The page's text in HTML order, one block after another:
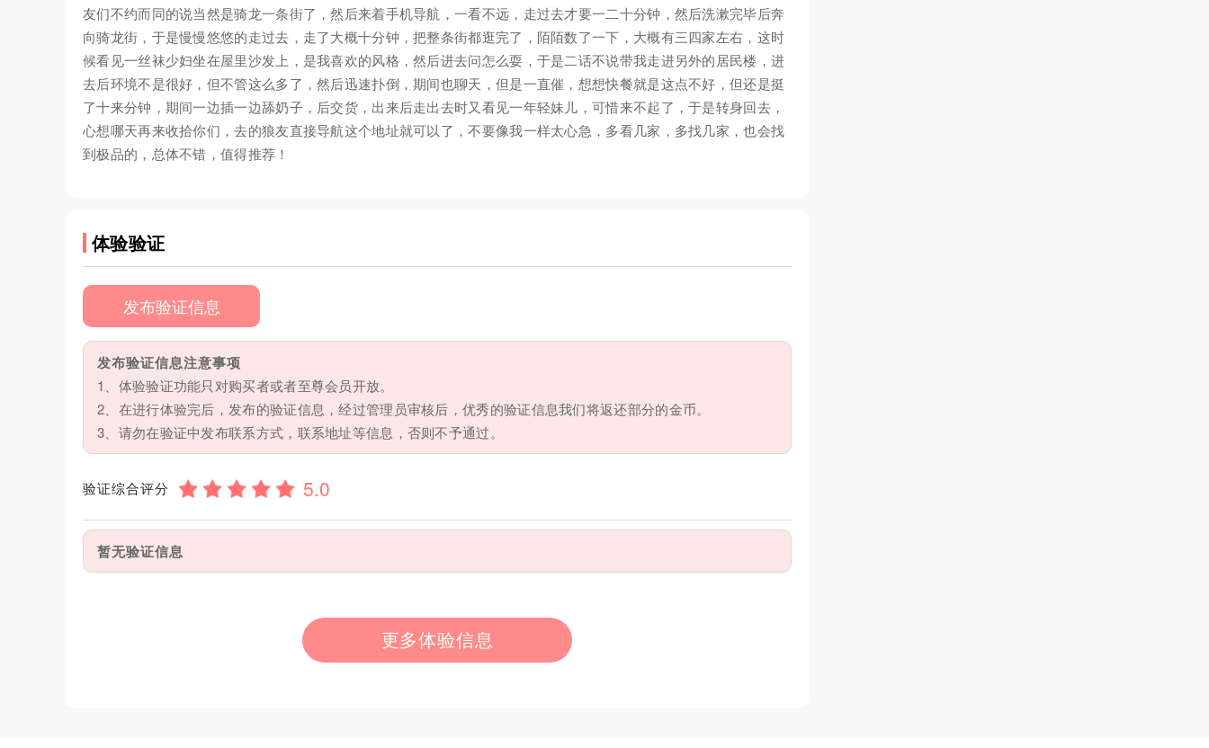
友们不约而同的说当然是骑龙一条街了，然后来着手机导航，一看不远，走过去才要一二十分钟，然后洗漱完毕后奔
向骑龙街，于是慢慢悠悠的走过去，走了大概十分钟，把整条街都逛完了，陌陌数了一下，大概有三四家左右，这时
候看见一丝袜少妇坐在屋里沙发上，是我喜欢的风格，然后进去问怎么耍，于是二话不说带我走进另外的居民楼，进
去后环境不是很好，但不管这么多了，然后迅速扑倒，期间也聊天，但是一直催，想想快餐就是这点不好，但还是挺
了十来分钟，期间一边插一边舔奶子，后交货，出来后走出去时又看见一年轻妹儿，可惜来不起了，于是转身回去，
心想哪天再来收拾你们，去的狼友直接导航这个地址就可以了，不要像我一样太心急，多看几家，多找几家，也会找
到极品的，总体不错，值得推荐！
体验验证
发布验证信息
发布验证信息注意事项
1、体验验证功能只对购买者或者至尊会员开放。
2、在进行体验完后，发布的验证信息，经过管理员审核后，优秀的验证信息我们将返还部分的金币。
3、请勿在验证中发布联系方式，联系地址等信息，否则不予通过。
验证综合评分
暂无验证信息
更多体验信息